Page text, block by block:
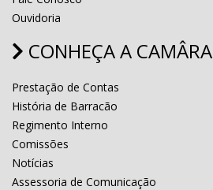
Ouvidoria
CONHEÇA A CAMÂRA
Prestação de Contas
História de Barracão
Regimento Interno
Comissões
Notícias
Assessoria de Comunicação